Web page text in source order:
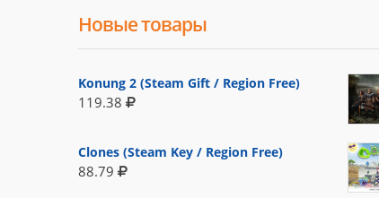
Новые товары
Konung 2 (Steam Gift / Region Free)
119.38
Clones (Steam Key / Region Free)
88.79